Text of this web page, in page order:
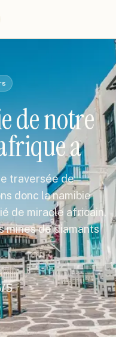
de notre
a
traversée de
donc la namibie
de miracle africain,
mines de diamants
/5